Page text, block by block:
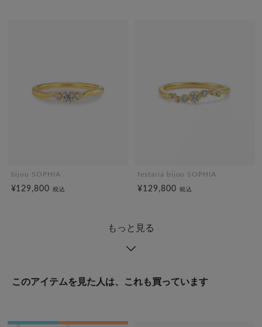
bijou SOPHIA
¥129,800税込
festaria bijou SOPHIA
¥129,800 税込
もっと見る
このアイテムを見た人は、これも買っています